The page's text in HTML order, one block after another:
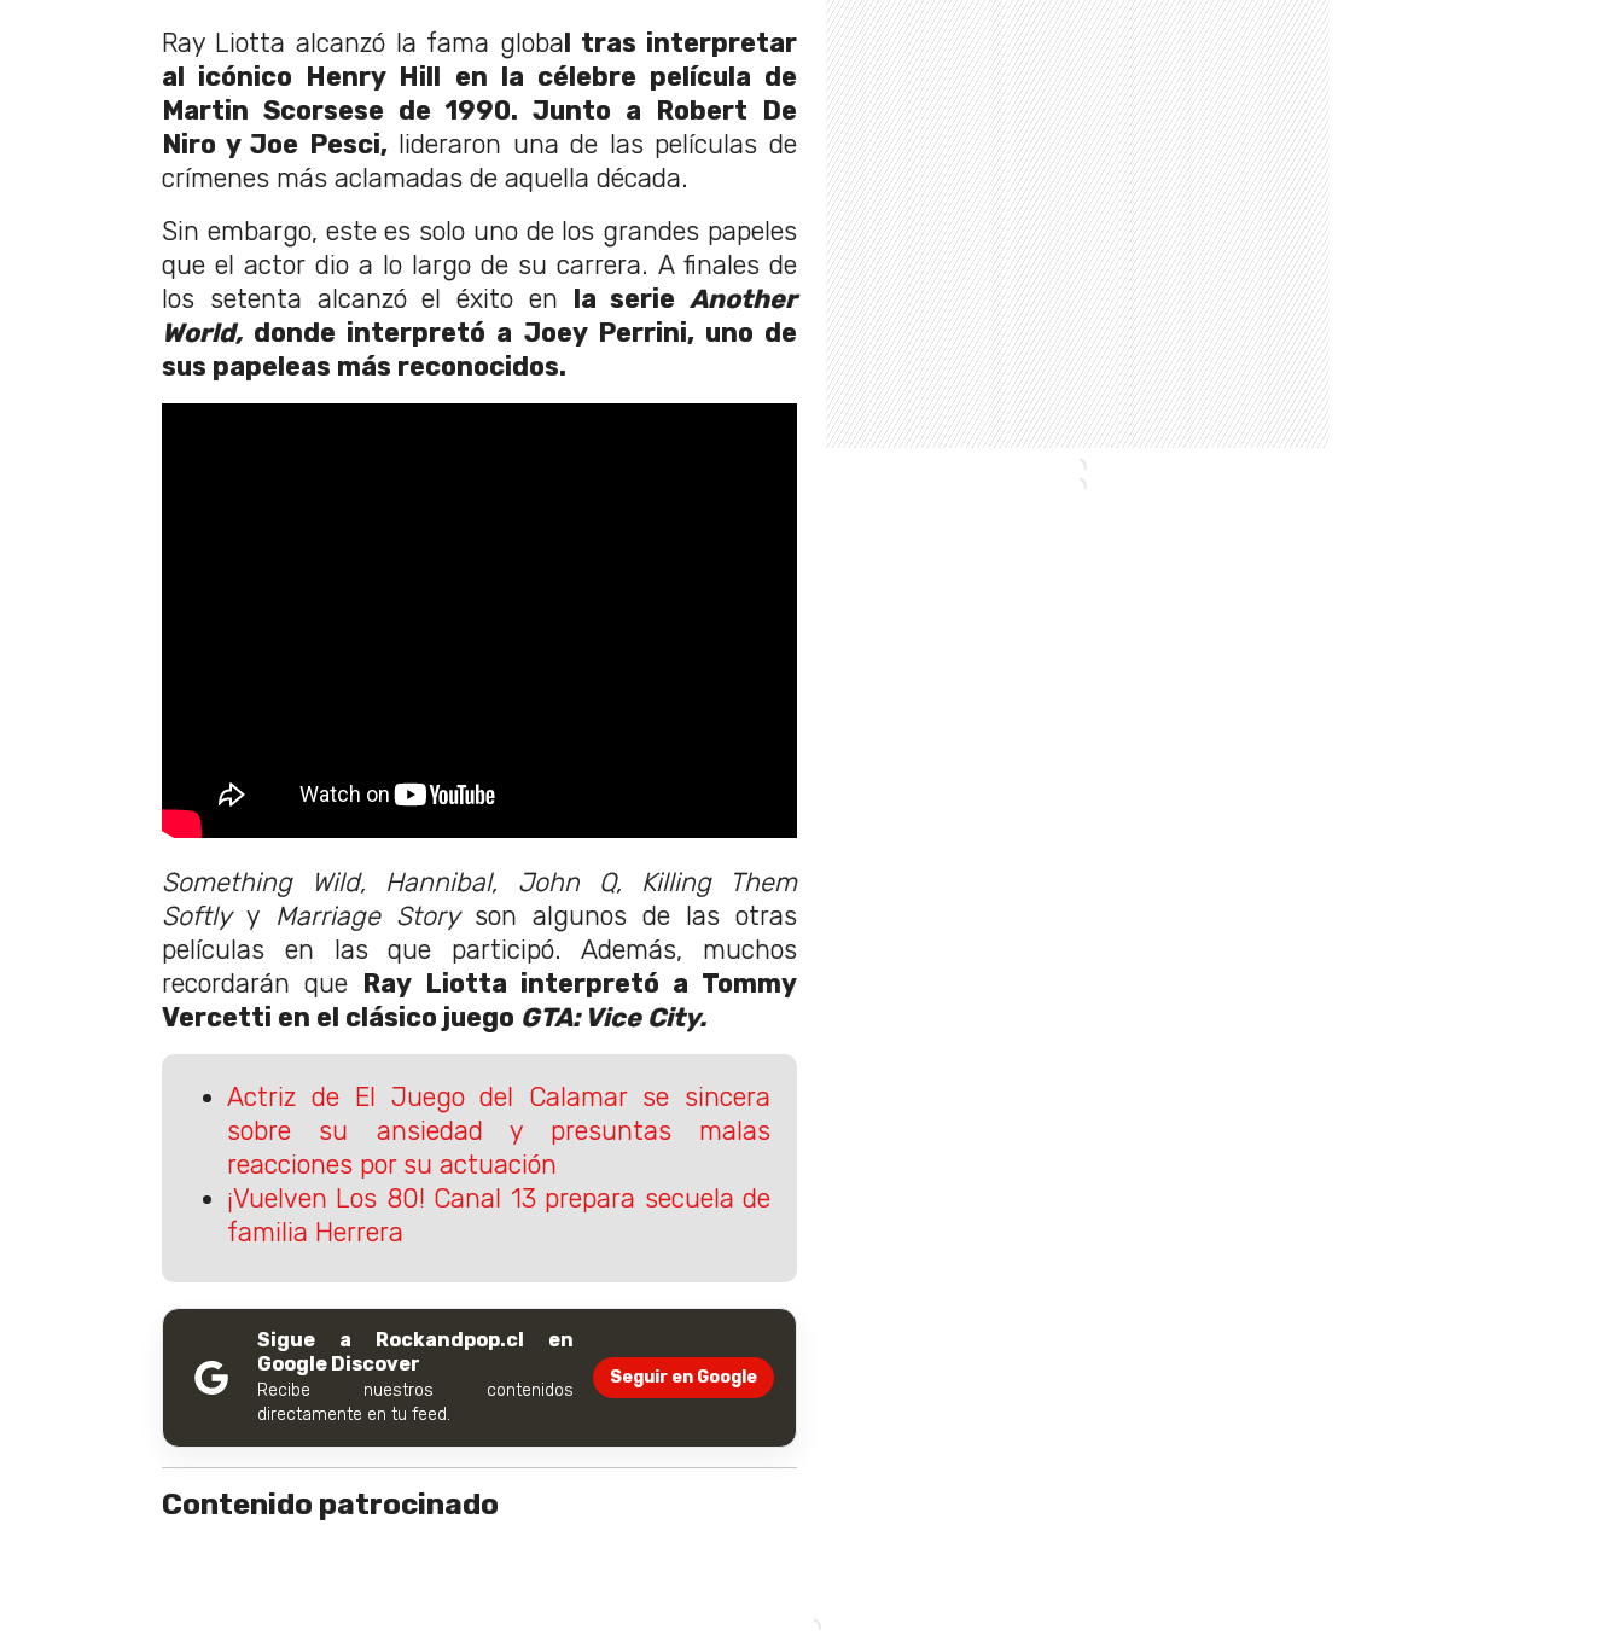
Ray Liotta alcanzó la fama global tras interpretar
al icónico Henry Hill en la célebre película de
Martin Scorsese de 1990. Junto a Robert De
Niro y Joe Pesci,lideraron una de las películas de
crímenes más aclamadas de aquella década.
Sin embargo, este es solo uno de los grandes papeles
que el actor dio a lo largo de su carrera. A finales de
los setenta alcanzó el éxito en la serie Another
World, donde interpretó a Joey Perrini, uno de
sus papeleas más reconocidos.
Something Wild, Hannibal, John Q, Killing Them
Softly y Marriage Story son algunos de las otras
películas en las que participó. Además, muchos
recordarán que Ray Liotta interpretó a Tommy
Vercetti en el clásico juego GTA: Vice City.
Actriz de El Juego del Calamar se sincera
sobre su ansiedad y presuntas malas
reacciones por su actuación
¡Vuelven Los 80! Canal 13 prepara secuela de
familia Herrera
Sigue a Rockandpop.cl en
Google Discover
Recibe nuestros contenidos
directamente en tu feed.
Seguir en Google
Contenido patrocinado